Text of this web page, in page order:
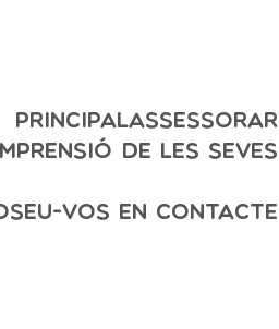
assessorar
de les seves
vos en contacte